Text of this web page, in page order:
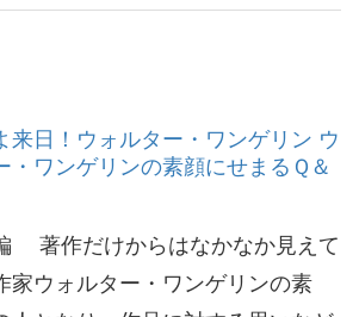
来日！ウォルター・ワンゲリン ウ
・ワンゲリンの素顔にせまるＱ＆
著作だけからはなかなか見えて
家ウォルター・ワンゲリンの素